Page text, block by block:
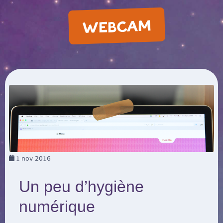
WEBCAM
1 nov 2016
Un peu d’hygiène
numérique